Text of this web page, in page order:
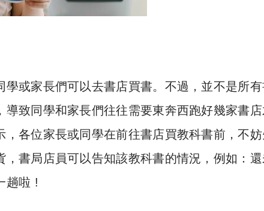
學或家長們可以去書店買書。不過，並不是所
致同學和家長們往往需要東奔西跑好幾家書
各位家長或同學在前往書店買教科書前，不
書局店員可以告知該教科書的情況，例如：
趟啦 !